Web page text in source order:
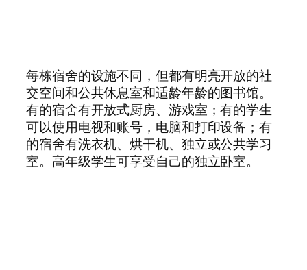
每栋宿舍的设施不同，但都有明亮开放的社
交空间和公共休息室和适龄年龄的图书馆。
有的宿舍有开放式厨房、游戏室；有的学生
可以使用电视和账号，电脑和打印设备；有
的宿舍有洗衣机、烘干机、独立或公共学习
室。高年级学生可享受自己的独立卧室。